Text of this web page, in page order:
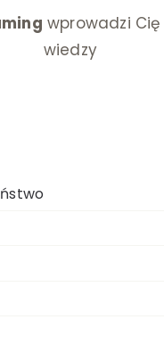
wprowadzi
wiedzy